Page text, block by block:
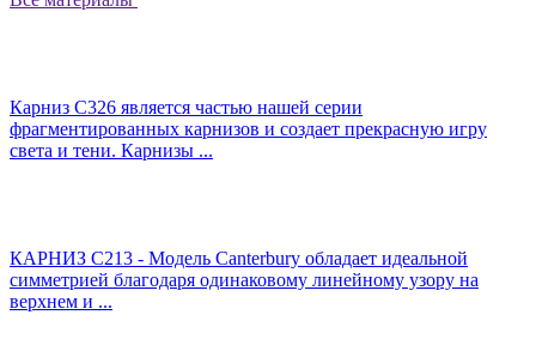
Карниз C326 является частью нашей серии
фрагментированных карнизов и создает прекрасную игру
света и тени. Карнизы ...
КАРНИЗ C213 - Модель Canterbury обладает идеальной
симметрией благодаря одинаковому линейному узору на
верхнем и ...